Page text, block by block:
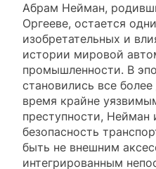
Абрам Нейман,
Оргееве, остается
изобретательных и
истории мировой
промышленности. В
становились все
время крайне
преступности, Нейман
безопасность
быть не внешним
интегрированным